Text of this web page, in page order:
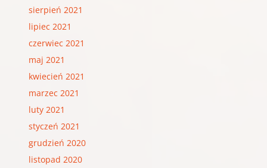
sierpień 2021
lipiec 2021
czerwiec 2021
maj 2021
kwiecień 2021
marzec 2021
luty 2021
styczeń 2021
grudzień 2020
listopad 2020